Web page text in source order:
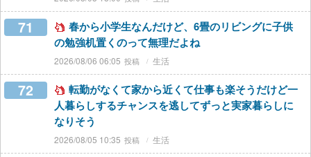
71
春から小学生なんだけど、6畳のリビングに子供
の勉強机置くのって無理だよね
2026/08/06 06:05 生活
72
転勤がなくて家から近くて仕事も楽そうだけど一
人暮らしするチャンスを逃してずっと実家暮らしに
なりそう
2026/08/05 10:35 生活